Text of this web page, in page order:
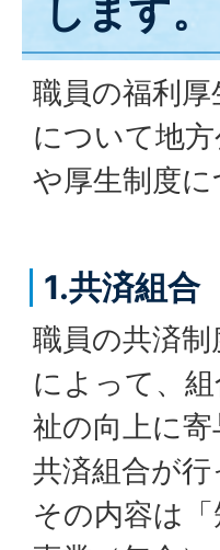
します。
職員の福利
について地
や厚生制度
1.共済組合
職員の共済
によって、
祉の向上に
共済組合が行
その内容は